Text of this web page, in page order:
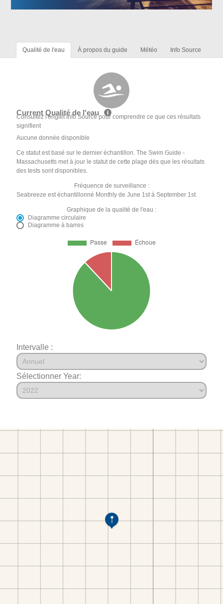
Qualité de l'eau À propos du guide Météo Info Source
Current Qualité de l'eau
Consultez l'onglet Info Source pour comprendre ce que ces résultats
signifient
Aucune donnée disponible
Ce statut est basé sur le dernier échantillon. The Swim Guide -
Massachusetts met à jour le statut de cette plage dès que les résultats
des tests sont disponibles.
Fréquence de surveillance :
Seabreeze est échantillonné Monthly de June 1st à September 1st.
Graphique de la qualité de l'eau :
Diagramme circulaire
Diagramme à barres
Intervalle :
Sélectionner Year: